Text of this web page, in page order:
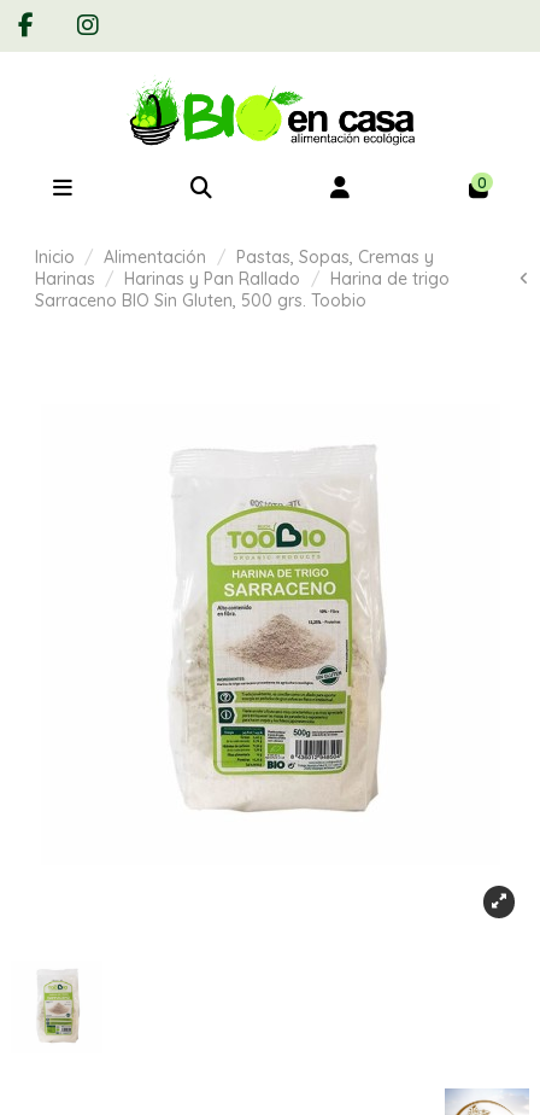
0
Inicio Alimentación
Pastas, Sopas, Cremas y
Harinas
Harinas y Pan Rallado
Harina de trigo
Sarraceno BIO Sin Gluten, 500 grs. Toobio